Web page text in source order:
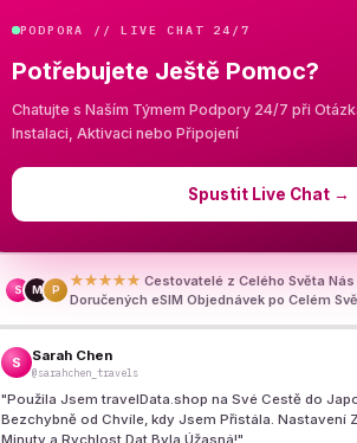
PODPORA // LIVE CHAT 24/7
Potřebujete Ještě Pomoc?
Chatujte s Naším Týmem Podpory 24/7 při
Instalaci, Aktivaci nebo Připojení
Spustit Live Chat →
S M P
★★★★★ Cestovatelé z Celého Světa
Doručených eSIM Objednávek po Celém
S Sarah Chen
@sarahchen_travels
"Použila Jsem travelData.shop na Své Cestě do
Bezchybně od Chvíle, kdy Jsem Přistála. Nastavení
Minuty a Rychlost Dat Byla Úžasná!"